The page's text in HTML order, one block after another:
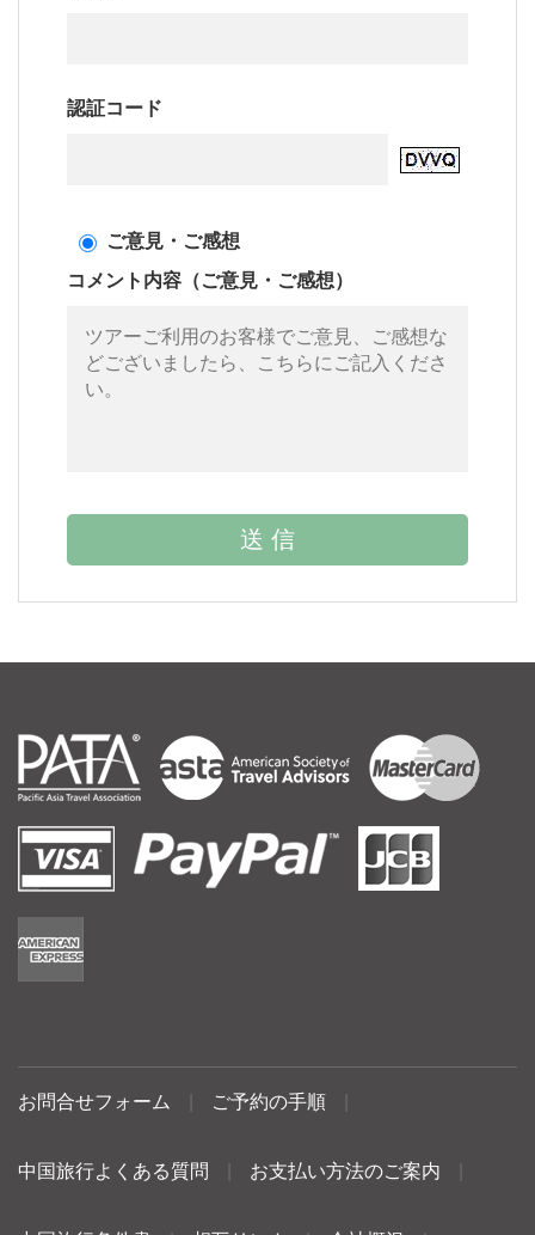
認証コード
ご意見・ご感想
コメント内容（ご意見・ご感想）
お問合せフォーム ご予約の手順
中国旅行よくある質問 お支払い方法のご案内